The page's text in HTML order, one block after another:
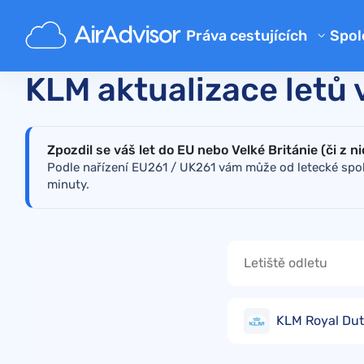
Práva cestujících
Kalkulačka kompenzace
Kompenzace zpožděného
Náhrada za zpožděné nebo
Stížnosti na letecké
Předpisy
O
Hlavní Kontrola aktuálního stavu zpoždění nebo
KLM aktualizace letů
Zpozdil se váš let do EU nebo Velké Británie (či z
Podle nařízení EU261 / UK261 vám může od letecké
minuty.
KLM Royal